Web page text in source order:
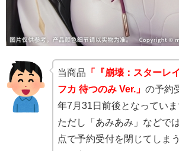
当商品 「『崩壊：スターレ
フカ 待つのみ Ver.」の予約
年7月31日前後となっていま
ただし「あみあみ」などで
点で予約受付を閉じてしま